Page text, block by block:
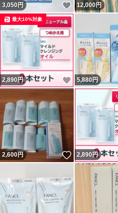
3,050円 いいね！
12,000円
2,890 円 いいね！
最大10%対象
5,880円
2,600円 いいね！
2,890 円